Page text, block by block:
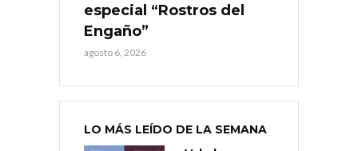
especial “Rostros del
Engaño”
agosto 6, 2026
LO MÁS LEÍDO DE LA SEMANA